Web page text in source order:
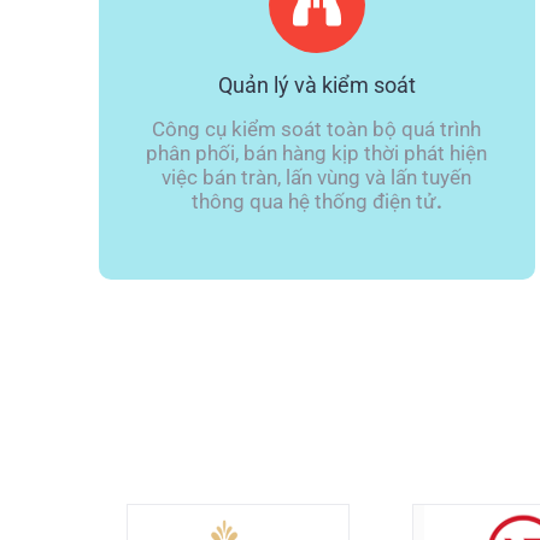
Quản lý và kiểm soát
Công cụ kiểm soát toàn bộ quá trình
phân phối, bán hàng kịp thời phát hiện
việc bán tràn, lấn vùng và lấn tuyến
thông qua hệ thống điện tử.